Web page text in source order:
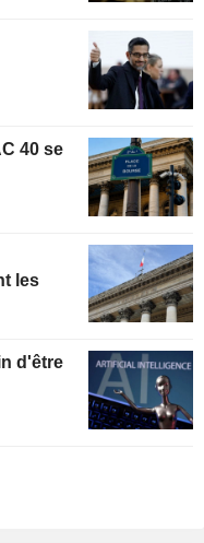
40 se
les
d'être